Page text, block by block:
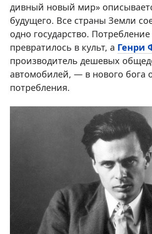
дивный новый мир»
будущего. Все страны Земли
одно государство. Потребление
превратилось в культ, а Генри
производитель дешевых
автомобилей, — в нового бога
потребления.